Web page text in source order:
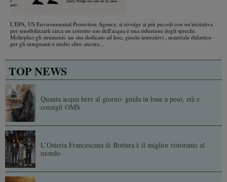
L'EPA, US Environmental Protection Agency, si rivolge ai più piccoli con un'iniziativa
per sensibilizzarli circa un corretto uso dell'acqua e una riduzione degli sprechi.
Molteplici gli strumenti: un sito dedicato ad hoc, giochi interattivi , materiale didattico
per gli insegnanti e molto altro ancora...
TOP NEWS
Quanta acqua bere al giorno: guida in base a peso, età e
consigli OMS
L’Osteria Francescana di Bottura è il miglior ristorante al
mondo